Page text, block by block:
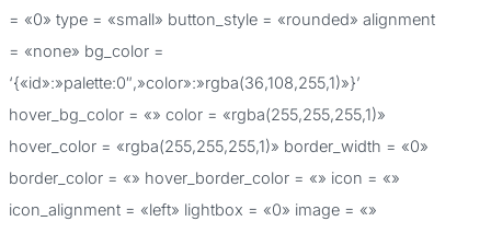
:= «0» type = «small» button_style = «rounded» alignment
= «none» bg_color =
‘{«id»:»palette:0″,»color»:»rgba(36,108,255,1)»}’
hover_bg_color = «» color = «rgba(255,255,255,1)»
hover_color = «rgba(255,255,255,1)» border_width = «0»
border_color = «» hover_border_color = «» icon = «»
icon_alignment = «left» lightbox = «0» image = «»